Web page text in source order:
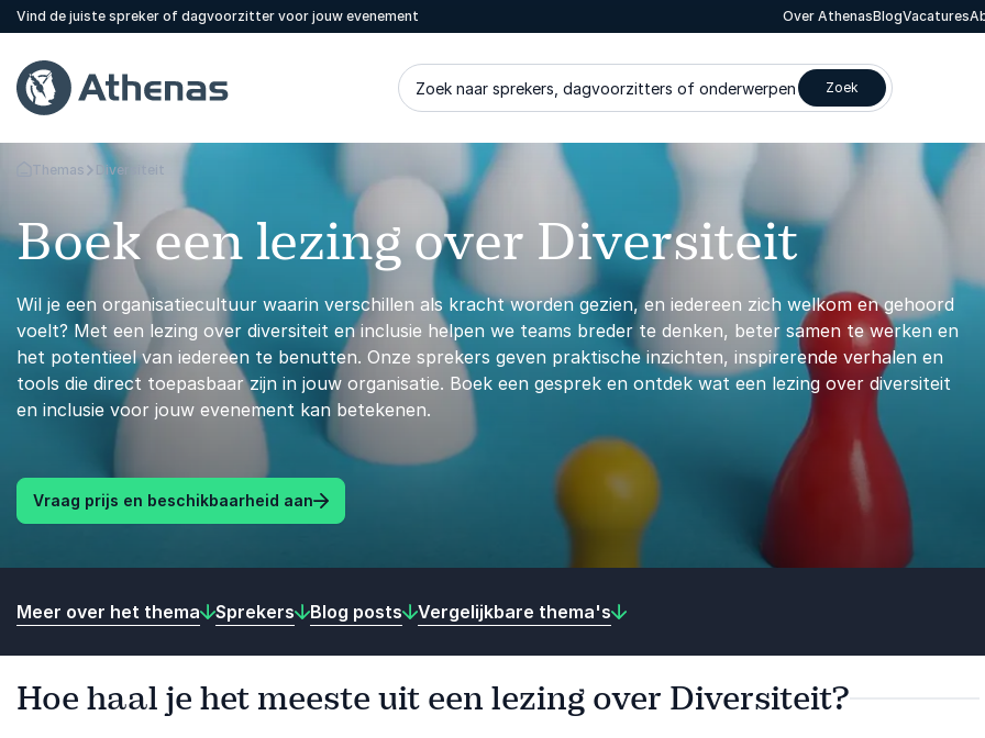
Vind de juiste spreker of dagvoorzitter voor jouw evenement Over AthenasBlogVacatures
Zoek naar sprekers, dagvoorzitters of onderwerpen Zoek
Terug naar de startpagina
Themas Diversiteit
Boek een lezing over Diversiteit
Wil je een organisatiecultuur waarin verschillen als kracht worden gezien, en iedereen zich welkom en gehoord
voelt? Met een lezing over diversiteit en inclusie helpen we teams breder te denken, beter samen te werken en
het potentieel van iedereen te benutten. Onze sprekers geven praktische inzichten, inspirerende verhalen en
tools die direct toepasbaar zijn in jouw organisatie. Boek een gesprek en ontdek wat een lezing over diversiteit
en inclusie voor jouw evenement kan betekenen.
Vraag prijs en beschikbaarheid aan
Meer over het thema Sprekers Blog posts Vergelijkbare thema's
Hoe haal je het meeste uit een lezing over Diversiteit?